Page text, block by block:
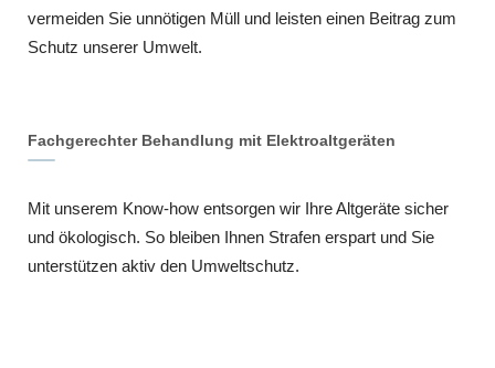
vermeiden Sie unnötigen Müll und leisten einen Beitrag zum
Schutz unserer Umwelt.
Fachgerechter Behandlung mit Elektroaltgeräten
Mit unserem Know-how entsorgen wir Ihre Altgeräte sicher
und ökologisch. So bleiben Ihnen Strafen erspart und Sie
unterstützen aktiv den Umweltschutz.